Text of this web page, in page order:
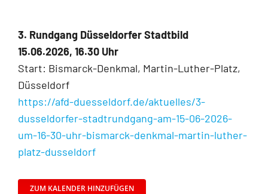
3. Rundgang Düsseldorfer Stadtbild
15.06.2026, 16.30 Uhr
Start: Bismarck-Denkmal, Martin-Luther-Platz,
Düsseldorf
https://afd-duesseldorf.de/aktuelles/3-
dusseldorfer-stadtrundgang-am-15-06-2026-
um-16-30-uhr-bismarck-denkmal-martin-luther-
platz-dusseldorf
ZUM KALENDER HINZUFÜGEN